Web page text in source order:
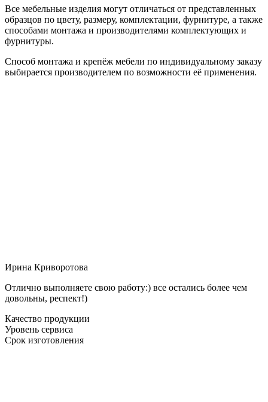
Все мебельные изделия могут отличаться от представленных
образцов по цвету, размеру, комплектации, фурнитуре, а также
способами монтажа и производителями комплектующих и
фурнитуры.
Способ монтажа и крепёж мебели по индивидуальному заказу
выбирается производителем по возможности её применения.
Ирина Криворотова
Отлично выполняете свою работу:) все остались более чем
довольны, респект!)
Качество продукции
Уровень сервиса
Срок изготовления